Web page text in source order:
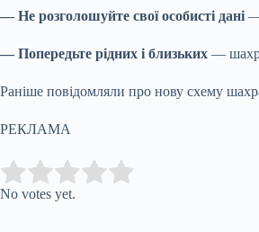
— Не розголошуйте свої особисті дані —
— Попередьте рідних і близьких —
Раніше повідомляли про нову схему
РЕКЛАМА
Rate this item:
No votes yet.